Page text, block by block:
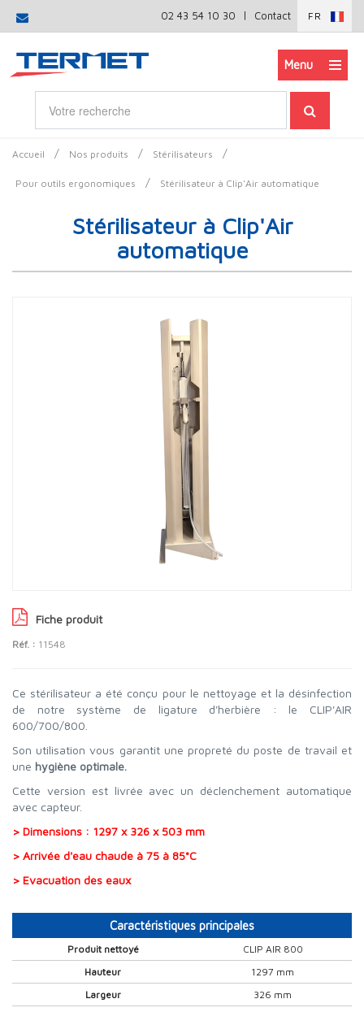
02 43 54 10 30 | Contact FR
Menu
Accueil / Nos produits / Stérilisateurs /
Pour outils ergonomiques / Stérilisateur à Clip'Air automatique
Stérilisateur à Clip'Air
automatique
Fiche produit
Réf. : 11548
Ce stérilisateur a été conçu pour le nettoyage et la désinfection
de notre système de ligature d'herbière : le CLIP'AIR
600/700/800.
Son utilisation vous garantit une propreté du poste de travail et
une hygiène optimale.
Cette version est livrée avec un déclenchement automatique
avec capteur.
> Dimensions : 1297 x 326 x 503 mm
> Arrivée d'eau chaude à 75 à 85°C
> Evacuation des eaux
Caractéristiques principales
Produit nettoyé
CLIP AIR 800
Hauteur
1297 mm
Largeur
326 mm